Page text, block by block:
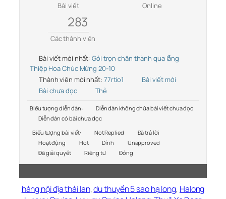
Bài viết Online
283
Các thành viên
Bài viết mới nhất: Gói trọn chân thành qua lẵng
Thiệp Hoa Chúc Mừng 20-10
Thành viên mới nhất: 77rtio1
Bài viết mới
Bài chưa đọc
Thẻ
Biểu tượng diễn đàn:
Diễn đàn không chứa bài viết chưa đọc
Diễn đàn có bài chưa đọc
Biểu tượng bài viết:
Not Replied
Đã trả lời
Hoạt động
Hot Dính
Unapproved
Đã giải quyết
Riêng tư Đóng
hàng nội địa thái lan,du thuyền 5 sao hạ long, Halong